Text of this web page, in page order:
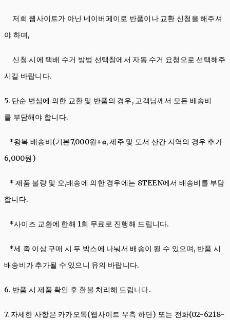
저희 웹사이트가 아닌 네이버페이로 반품이나 교환 신청을 해주셔
야 하며,
신청 시에 택배 수거 방법 선택창에서 자동 수거 요청으로 선택해주
시길 바랍니다.
5. 단순 변심에 의한 교환 및 반품의 경우, 고객님께서 모든 배송비
를 부담해야 합니다.
*왕복 배송비(기본7,000원+α, 제주 및 도서 산간 지역의 경우 추가
6,000원)
* 제품 불량 및 오,배송에 의한 경우에는 8TEEN에서 배송비를 부담
합니다.
*사이즈 교환에 한해 1회 무료로 진행해 드립니다.
*세 족 이상 구매 시 두 박스에 나눠서 배송이 될 수 있으며, 반품 시
배송비가 추가될 수 있으니 유의 바랍니다.
6. 반품 시 제품 확인 후 환불 처리해 드립니다.
7. 자세한 사항은 카카오톡(웹사이트 우측 하단) 또는 전화(02-6218-